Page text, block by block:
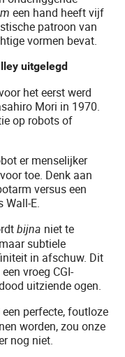
een hand heeft vijf
patroon van
vormen bevat.
uitgelegd
het eerst werd
Mori in 1970.
op robots of
er menselijker
toe. Denk aan
versus een
Wall-E.
bijna niet te
subtiele
in afschuw. Dit
vroeg CGI-
uitziende ogen.
perfecte, foutloze
worden, zou onze
nog niet.